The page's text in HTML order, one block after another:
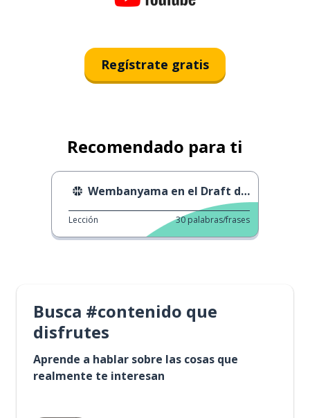
Regístrate gratis
Recomendado para ti
Wembanyama en el Draft de la NBA
Lección 30 palabras/frases
Busca #contenido que
disfrutes
Aprende a hablar sobre las cosas que
realmente te interesan